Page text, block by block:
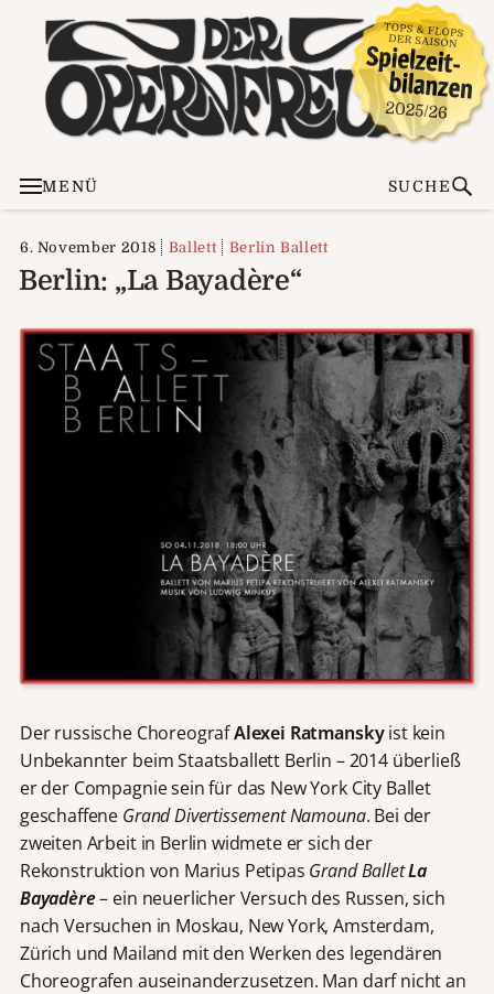
MENÜ SUCHE
6. November 2018 Ballett Berlin Ballett
Berlin: „La Bayadère“
Der russische ChoreografAlexei Ratmanskyist kein
Unbekannter beim Staatsballett Berlin – 2014 überließ
er der Compagnie sein für das New York City Ballet
geschaffene Grand DivertissementNamouna. Bei der
zweiten Arbeit in Berlin widmete er sich der
Rekonstruktion von Marius Petipas Grand BalletLa
Bayadère– ein neuerlicher Versuch des Russen, sich
nach Versuchen in Moskau, New York, Amsterdam,
Zürich und Mailand mit den Werken des legendären
Choreografen auseinanderzusetzen. Man darf nicht an